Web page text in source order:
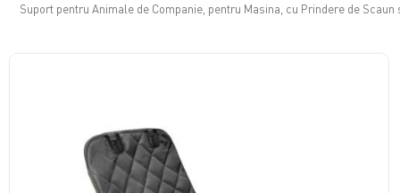
Suport pentru Animale de Companie, pentru Masina, cu Prindere de